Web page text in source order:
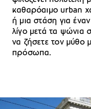
καθαρόαιμο urban
ή μια στάση για
λίγο μετά τα ψώνια
να ζήσετε τον μύθο
πρόσωπα.